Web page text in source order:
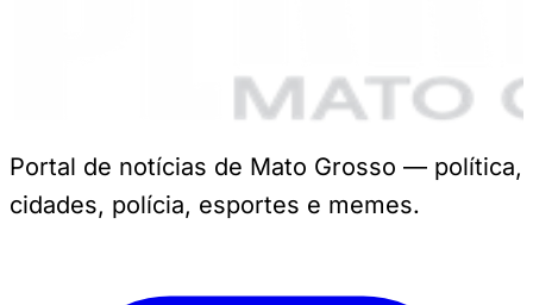
Portal de notícias de Mato Grosso — política,
cidades, polícia, esportes e memes.